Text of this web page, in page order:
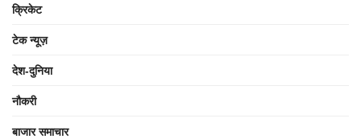
क्रिकेट
टेक न्यूज़
देश-दुनिया
नौकरी
बाजार समाचार